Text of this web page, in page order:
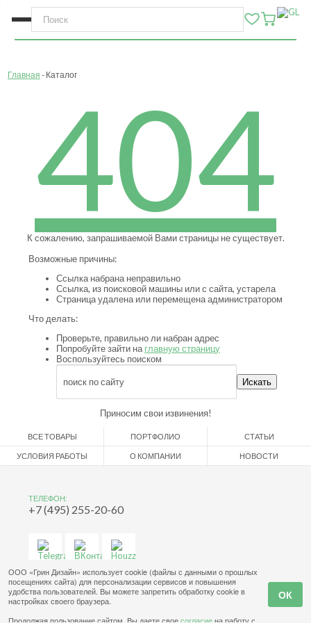
Главная Каталог
404
К сожалению, запрашиваемой Вами страницы не существует.
Возможные причины:
Ссылка набрана неправильно
Ссылка, из поисковой машины или с сайта, устарела
Страница удалена или перемещена администратором
Что делать:
Проверьте, правильно ли набран адрес
Попробуйте зайти на главную страницу
Воспользуйтесь поиском
Приносим свои извинения!
ВСЕ ТОВАРЫ ПОРТФОЛИО СТАТЬИ
УСЛОВИЯ РАБОТЫ О КОМПАНИИ НОВОСТИ
ТЕЛЕФОН:
+7 (495) 255-20-60
ООО «Грин Дизайн» использует cookie (файлы с данными о прошлых
посещениях сайта) для персонализации сервисов и повышения
удобства пользователей. Вы можете запретить обработку cookie в
настройках своего браузера.
Продолжая пользование сайтом, Вы даете своесогласиена работу с